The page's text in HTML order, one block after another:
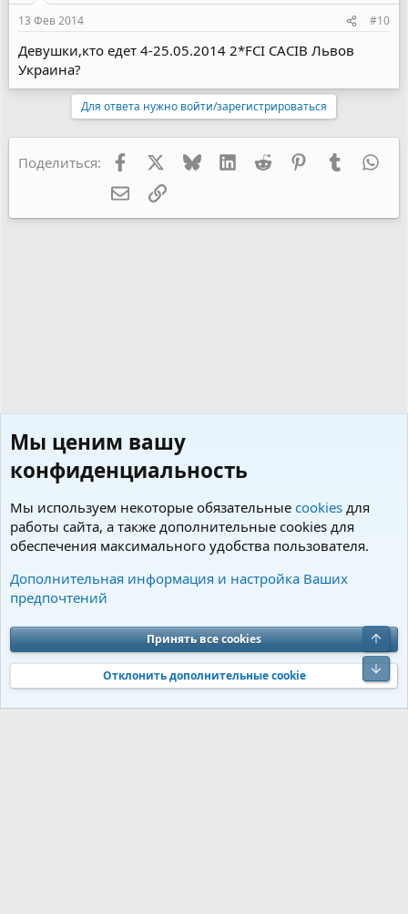
13 Фев 2014 #10
Девушки,кто едет 4-25.05.2014 2*FCI CACIB Львов
Украина?
Для ответа нужно войти/зарегистрироваться
Поделиться: Facebook BlueskyLinkedInReddit PinterestTumblr
Электронная почта
Ссылка
Анонсы и результаты выставок
Cookies Charm by DCom
Обратная связь
Условия и правила
Политика конфиденциальности
Помощь
S
S
Community platform by XenForo® © 2010-2026 XenForo Ltd. Перевод от
Jumuro®|Media embeds via s9e/MediaSites
Мы ценим вашу
конфиденциальность
Мы используем некоторые обязательные cookies для
работы сайта, а также дополнительные cookies для
обеспечения максимального удобства пользователя.
Дополнительная информация и настройка Ваших
предпочтений
Принять все cookies
Отклонить дополнительные cookie
Верх
Низ